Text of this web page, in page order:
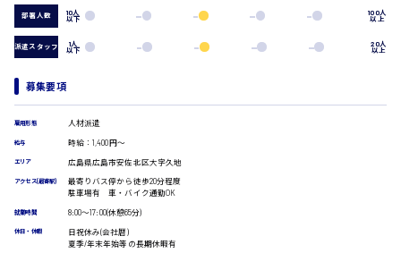
介護職
看護助手
貿易事務
データ入力
コールセンターオペレーター
一般事務
営業事務
受付事務
翻訳、通訳
広島市佐伯区
部署人数 10人
以下
100人
以上
派遣スタッフ 1人
以下
20人
以上
募集要項
雇用形態 人材派遣
給与 時給：1,400円～
エリア 広島県広島市安佐北区大字久地
アクセス(最寄駅)
最寄りバス停から徒歩20分程度
駐車場有 車・バイク通勤OK
就業時間 8:00〜17:00(休憩65分)
休日・休暇
日祝休み(会社暦)
夏季/年末年始等の長期休暇有